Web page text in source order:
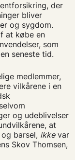
der
bliver
og sygdom.
at købe en
som
seneste tid.
medlemmer,
vilkårene i en
og udeblivelser
at
barsel, ikkevar
Skov Thomsen,